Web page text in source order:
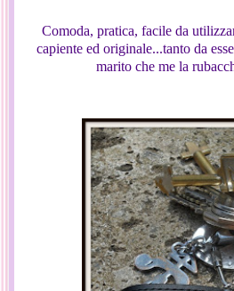
Comoda, pratica, facile da
capiente ed originale...tanto da
marito che me la